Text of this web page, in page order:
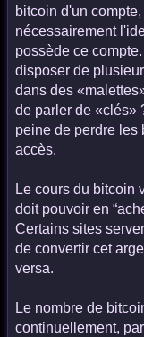
bitcoin d'un
nécessairement
possède ce
disposer de
dans des
de parler de «clés»
peine de perdre
accès.
Le cours du bitcoin
doit pouvoir en
Certains sites
de convertir cet
versa.
Le nombre de
continuellement,